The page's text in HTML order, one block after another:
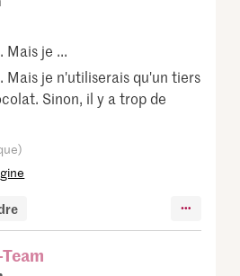
Mais je ...
Mais je n'utiliserais qu'un tiers
Sinon, il y a trop de